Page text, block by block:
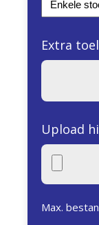
Extra
Upload
Max.